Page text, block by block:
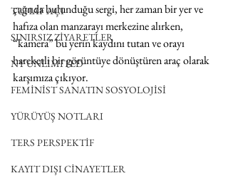
TUHAF AÇI
SINIRSIZ ZİYARETLER
NY UNLIMITED
FEMİNİST SANATIN SOSYOLOJİSİ
YÜRÜYÜŞ NOTLARI
TERS PERSPEKTİF
KAYIT DIŞI CİNAYETLER
çağrıda bulunduğu sergi, her zaman bir yer ve
hafıza olan manzarayı merkezine alırken,
“kamera” bu yerin kaydını tutan ve orayı
hareketli bir görüntüye dönüştüren araç olarak
karşımıza çıkıyor.